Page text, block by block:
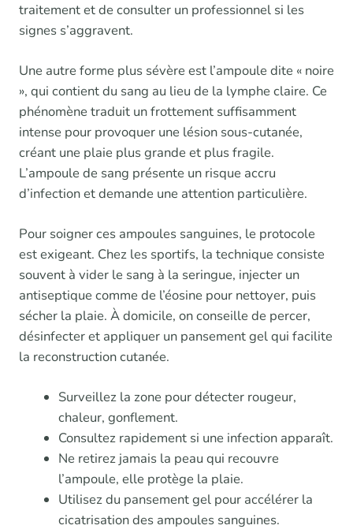
traitement et de consulter un professionnel si les
signes s’aggravent.
Une autre forme plus sévère est l’ampoule dite « noire
», qui contient du sang au lieu de la lymphe claire. Ce
phénomène traduit un frottement suffisamment
intense pour provoquer une lésion sous-cutanée,
créant une plaie plus grande et plus fragile.
L’ampoule de sang présente un risque accru
d’infection et demande une attention particulière.
Pour soigner ces ampoules sanguines, le protocole
est exigeant. Chez les sportifs, la technique consiste
souvent à vider le sang à la seringue, injecter un
antiseptique comme de l’éosine pour nettoyer, puis
sécher la plaie. À domicile, on conseille de percer,
désinfecter et appliquer un pansement gel qui facilite
la reconstruction cutanée.
Surveillez la zone pour détecter rougeur,
chaleur, gonflement.
Consultez rapidement si une infection apparaît.
Ne retirez jamais la peau qui recouvre
l’ampoule, elle protège la plaie.
Utilisez du pansement gel pour accélérer la
cicatrisation des ampoules sanguines.